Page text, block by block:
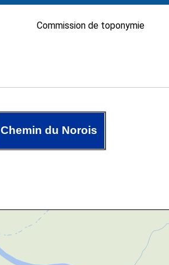
Commission de toponymie
Chemin du Norois